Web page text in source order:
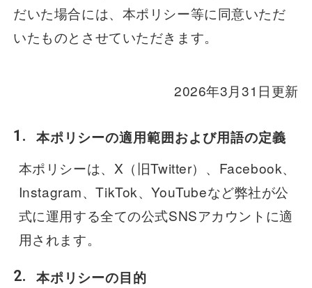
遅延証明書
だいた場合には、本ポリシー等に同意いただ
いたものとさせていただきます。
2026年3月31日更新
本ポリシーの適用範囲および用語の定義
本ポリシーは、X（旧Twitter）、Facebook、
Instagram、TikTok、YouTubeなど弊社が公
式に運用する全ての公式SNSアカウントに適
用されます。
本ポリシーの目的